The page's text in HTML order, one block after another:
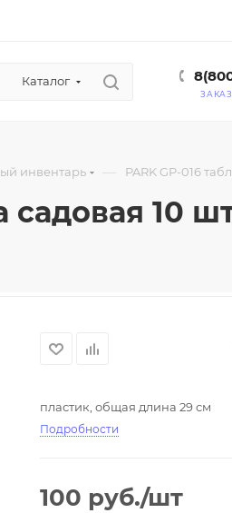
Каталог
инвентарь — PARK GP-016
садовая 10
пластик, общая длина 29 см
Подробности
100 руб./шт